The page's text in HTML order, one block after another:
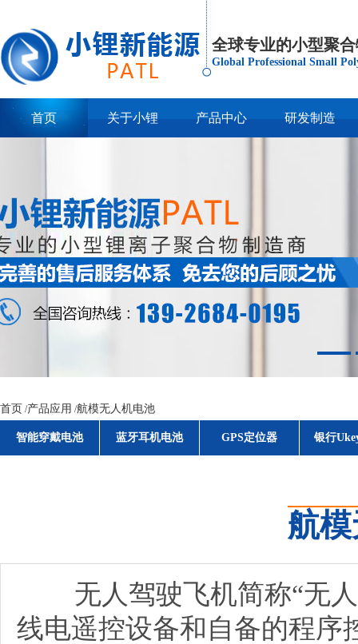
全球专业的小型聚
Global Professional Small
首页 关于小锂 产品中心 研发制造
首页 /产品应用 /航模无人机电池
智能穿戴电池 蓝牙耳机电池 GPS定位器 银行
航
无人驾驶飞机简称“无人
线电遥控设备和自备的程序